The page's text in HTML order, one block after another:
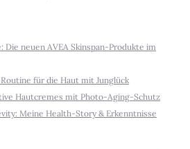
Die neuen AVEA Skinspan-Produkte im
für die Haut mit Junglück
Hautcremes mit Photo-Aging-Schutz
Meine Health-Story & Erkenntnisse